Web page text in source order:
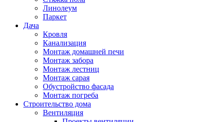
Линолеум
Паркет
Дача
Кровля
Канализация
Монтаж домашней печи
Монтаж забора
Монтаж лестниц
Монтаж сарая
Обустройство фасада
Монтаж погреба
Строительство дома
Вентиляция